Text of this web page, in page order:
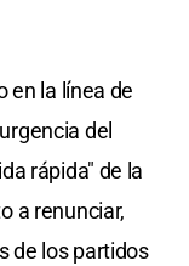
en la línea de
del
rápida" de la
a renunciar,
de los partidos